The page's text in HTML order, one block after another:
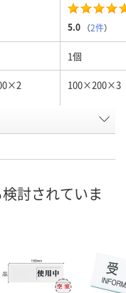
5.0 （2件）
1個
100×200×3
スタンドタ
付
4点
討されていま